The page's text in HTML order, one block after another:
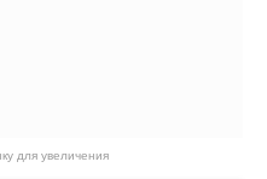
для увеличения